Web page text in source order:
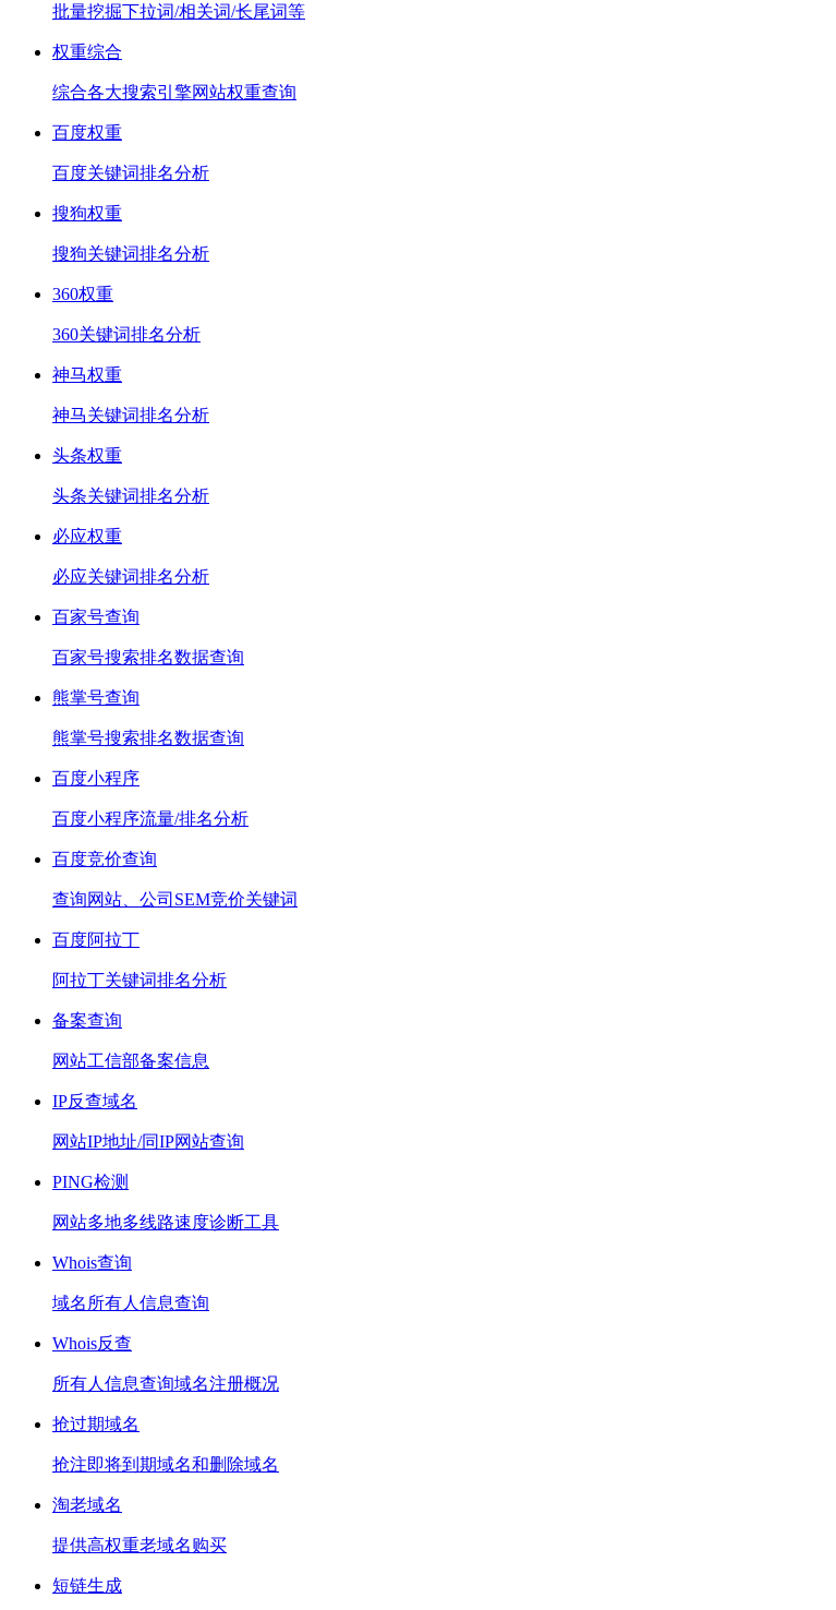
批量挖掘下拉词/相关词/长尾词等
权重综合
综合各大搜索引擎网站权重查询
百度权重
百度关键词排名分析
搜狗权重
搜狗关键词排名分析
360权重
360关键词排名分析
神马权重
神马关键词排名分析
头条权重
头条关键词排名分析
必应权重
必应关键词排名分析
百家号查询
百家号搜索排名数据查询
熊掌号查询
熊掌号搜索排名数据查询
百度小程序
百度小程序流量/排名分析
百度竞价查询
查询网站、公司SEM竞价关键词
百度阿拉丁
阿拉丁关键词排名分析
备案查询
网站工信部备案信息
IP反查域名
网站IP地址/同IP网站查询
PING检测
网站多地多线路速度诊断工具
Whois查询
域名所有人信息查询
Whois反查
所有人信息查询域名注册概况
抢过期域名
抢注即将到期域名和删除域名
淘老域名
提供高权重老域名购买
短链生成